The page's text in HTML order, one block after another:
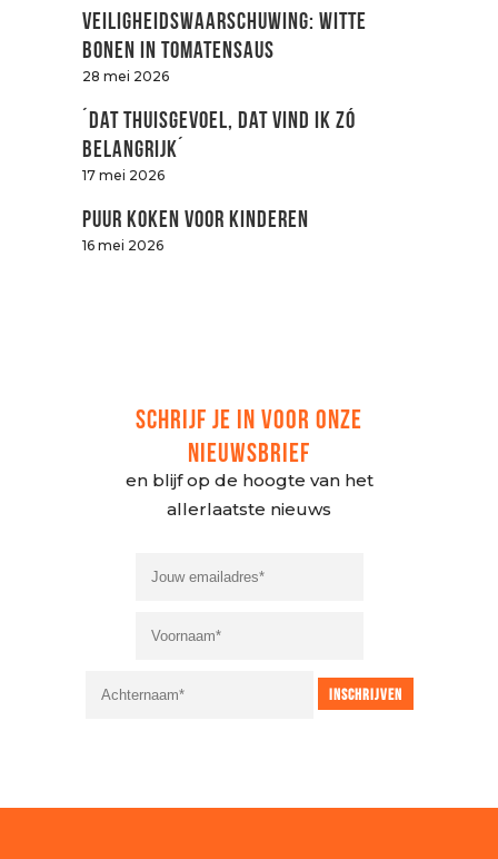
Veiligheidswaarschuwing: witte
bonen in tomatensaus
28 mei 2026
´Dat thuisgevoel, dat vind ik zó
belangrijk´
17 mei 2026
Puur koken voor kinderen
16 mei 2026
SCHRIJF JE IN VOOR ONZE
NIEUWSBRIEF
en blijf op de hoogte van het
allerlaatste nieuws